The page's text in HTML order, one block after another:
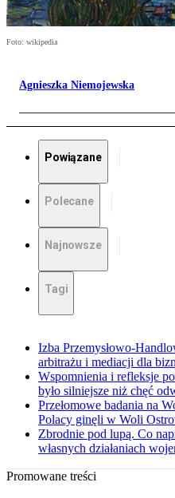
Foto: wikipedia
Agnieszka Niemojewska
Powiązane
Polecane
Najnowsze
Tagi
Izba Przemysłowo-
arbitrażu i mediacji dla
Wspomnienia i refleksje
było silniejsze niż chęć
Przełomowe badania na
Polacy ginęli w Woli
Zbrodnie pod lupą. Co
własnych działaniach
Promowane treści